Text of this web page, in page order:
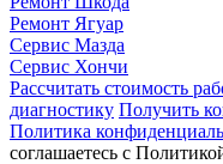
Ремонт Ягуар
Сервис Мазда
Сервис Хончи
Рассчитать стоимость
диагностику Получить
Политика
соглашаетесь с